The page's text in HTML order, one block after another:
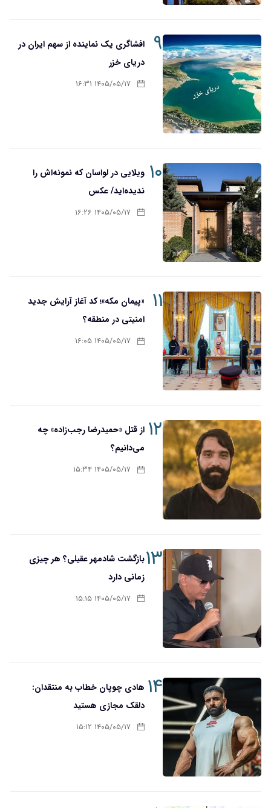
۹
افشاگری یک نماینده از سهم ایران در
دریای خزر
۱۴۰۵/۰۵/۱۷ ۱۶:۳۱
۱۰
ویلایی در لواسان که نمونه‌اش را
ندیده‌اید/ عکس
۱۴۰۵/۰۵/۱۷ ۱۶:۲۶
۱۱ «پیمان مکه»؛ کد آغاز آرایش جدید
امنیتی در منطقه؟
۱۴۰۵/۰۵/۱۷ ۱۶:۰۵
۱۲از قتل «حمیدرضا رجب‌زاده» چه
می‌دانیم؟
۱۴۰۵/۰۵/۱۷ ۱۵:۳۴
۱۳ بازگشت شادمهر عقیلی؟ هر چیزی
زمانی دارد
۱۴۰۵/۰۵/۱۷ ۱۵:۱۵
۱۴
هادی چوپان خطاب به منتقدان:
دلقک مجازی هستید
۱۴۰۵/۰۵/۱۷ ۱۵:۱۲